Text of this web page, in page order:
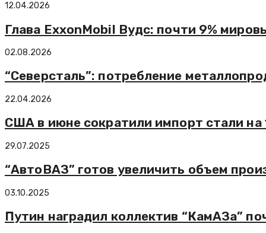
12.04.2026
Глава ExxonMobil Вудс: почти 9%
02.08.2026
“Северсталь”: потребление
22.04.2026
США в июне сократили импорт стали на
29.07.2025
“АвтоВАЗ” готов увеличить объем
03.10.2025
Путин наградил коллектив “КамАЗа”